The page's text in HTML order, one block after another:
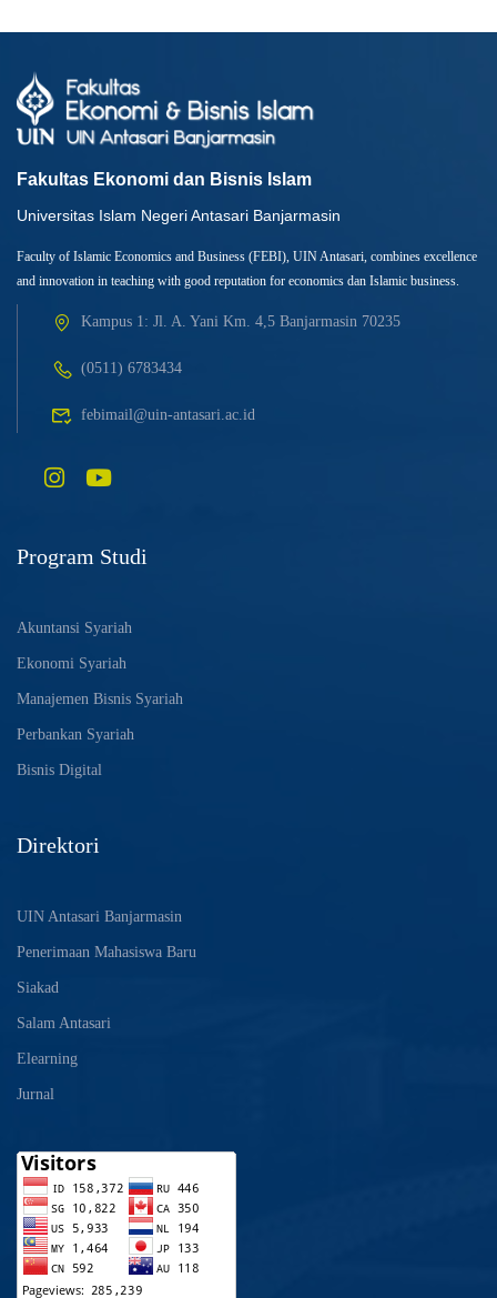
Fakultas Ekonomi dan Bisnis Islam
Universitas Islam Negeri Antasari Banjarmasin
Faculty of Islamic Economics and Business (FEBI), UIN Antasari, combines excellence
and innovation in teaching with good reputation for economics dan Islamic business.
Kampus 1: Jl. A. Yani Km. 4,5 Banjarmasin 70235
(0511) 6783434
febimail@uin-antasari.ac.id
Program Studi
Akuntansi Syariah
Ekonomi Syariah
Manajemen Bisnis Syariah
Perbankan Syariah
Bisnis Digital
Direktori
UIN Antasari Banjarmasin
Penerimaan Mahasiswa Baru
Siakad
Salam Antasari
Elearning
Jurnal